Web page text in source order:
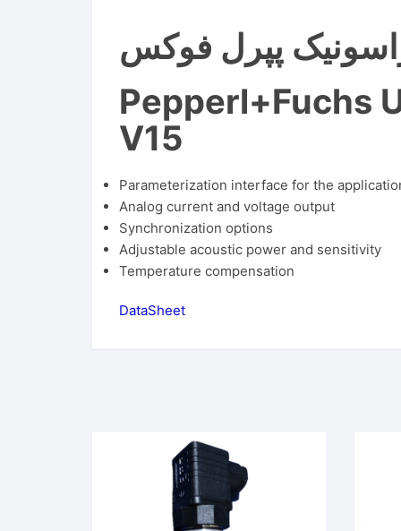
پپرل فوکس
Pepperl+Fuchs
V15
Parameterization interface for the
Analog current and voltage output
Synchronization options
Adjustable acoustic power and sensitivity
Temperature compensation
DataSheet